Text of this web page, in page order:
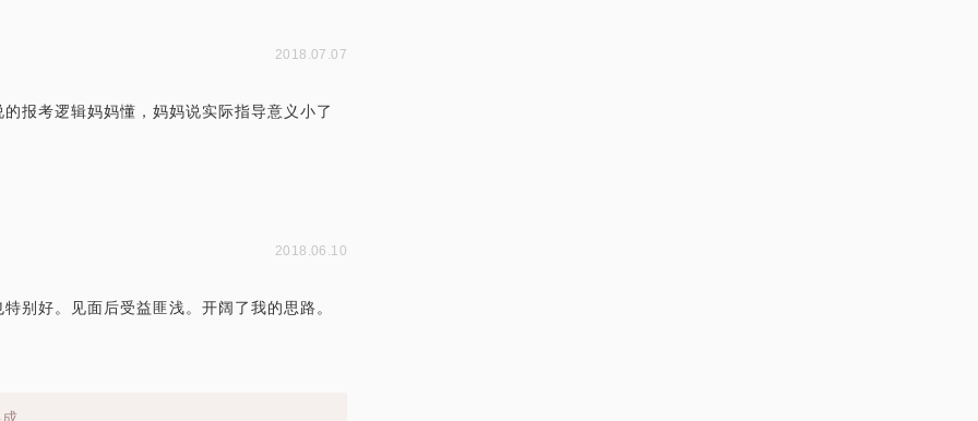
2018.07.07
报考逻辑妈妈懂，妈妈说实际指导意义小了
2018.06.10
别好。见面后受益匪浅。开阔了我的思路。